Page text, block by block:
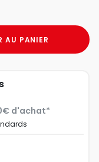
AU PANIER
d'achat*